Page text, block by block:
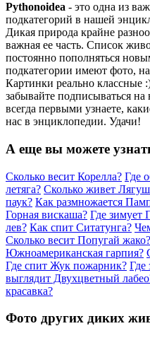
Pythonoidea - это одна из
подкатегорий в нашей
Дикая природа крайне
важная ее часть. Список
постоянно пополняться
подкатегории имеют фото,
Картинки реально классные
забывайте подписываться
всегда первыми узнаете,
нас в энциклопедии. Удачи!
А еще вы можете
Сколько весит Корелла? Где
летяга? Сколько живет
паук? Как размножается
Горная вискаша? Где зимует
лев? Как спит Ситатунга?
Сколько весит Попугай жако?
Южноамериканская гарпия?
Где спит Жук пожарник? Где
выглядит Двухцветный
красавка?
Фото других диких